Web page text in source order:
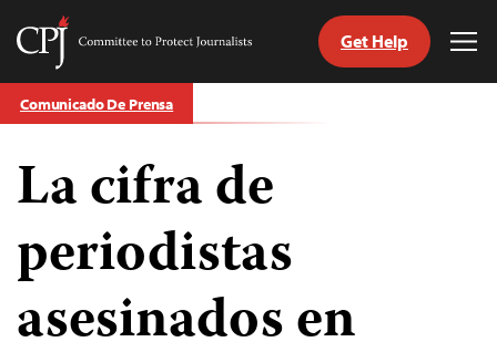
Skip
to
Committee
Protect
Journalists
Get Help
Comunicado De Prensa
La cifra de
periodistas
asesinados en